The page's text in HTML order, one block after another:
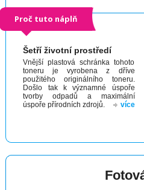
Proč tuto náplň
Šetří životní prostředí
Vnější plastová schránka tohoto
toneru je vyrobena z dříve
použitého originálního toneru.
Došlo tak k významné úspoře
tvorby odpadů a maximální
úspoře přírodních zdrojů.
více